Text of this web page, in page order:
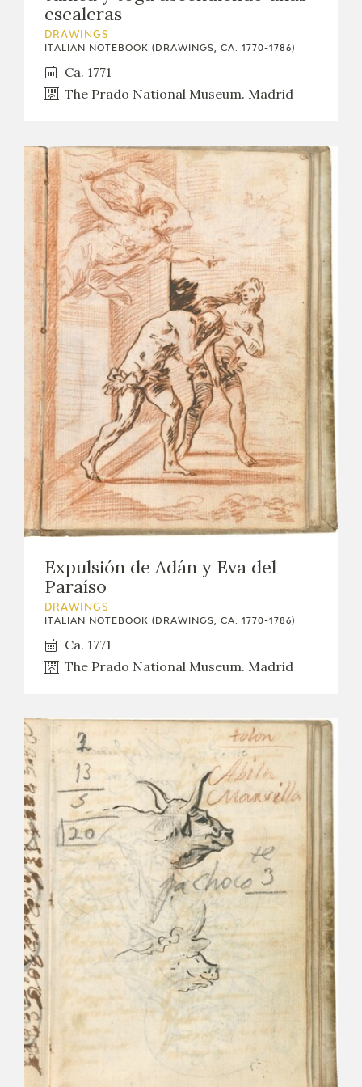
escaleras
DRAWINGS
ITALIAN NOTEBOOK (DRAWINGS, CA. 1770-1786)
Ca. 1771
The Prado National Museum. Madrid
Expulsión de Adán y Eva del
Paraíso
DRAWINGS
ITALIAN NOTEBOOK (DRAWINGS, CA. 1770-1786)
Ca. 1771
The Prado National Museum. Madrid